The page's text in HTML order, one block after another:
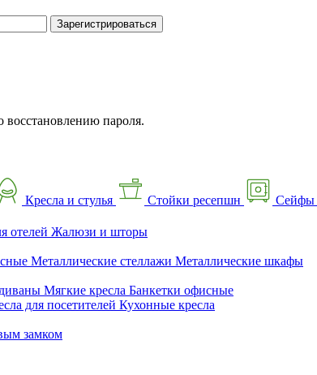
Зарегистрироваться
пароля.
Кресла и стулья Стойки ресепшн Сейфы
отелей Жалюзи и шторы
Металлические стеллажи Металлические шкафы
Мягкие кресла Банкетки офисные
для посетителей Кухонные кресла
замком